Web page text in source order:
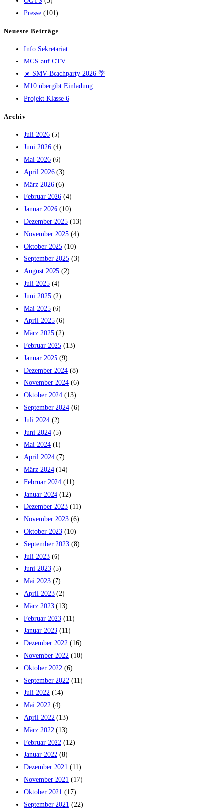
Presse (101)
Neueste Beiträge
Info Sekretariat
MGS auf OTV
☀️ SMV-Beachparty 2026 🌴
M10 übergibt Einladung
Projekt Klasse 6
Archiv
Juli 2026 (5)
Juni 2026 (4)
Mai 2026 (6)
April 2026 (3)
März 2026 (6)
Februar 2026 (4)
Januar 2026 (10)
Dezember 2025 (13)
November 2025 (4)
Oktober 2025 (10)
September 2025 (3)
August 2025 (2)
Juli 2025 (4)
Juni 2025 (2)
Mai 2025 (6)
April 2025 (6)
März 2025 (2)
Februar 2025 (13)
Januar 2025 (9)
Dezember 2024 (8)
November 2024 (6)
Oktober 2024 (13)
September 2024 (6)
Juli 2024 (2)
Juni 2024 (5)
Mai 2024 (1)
April 2024 (7)
März 2024 (14)
Februar 2024 (11)
Januar 2024 (12)
Dezember 2023 (11)
November 2023 (6)
Oktober 2023 (10)
September 2023 (8)
Juli 2023 (6)
Juni 2023 (5)
Mai 2023 (7)
April 2023 (2)
März 2023 (13)
Februar 2023 (11)
Januar 2023 (11)
Dezember 2022 (16)
November 2022 (10)
Oktober 2022 (6)
September 2022 (11)
Juli 2022 (14)
Mai 2022 (4)
April 2022 (13)
März 2022 (13)
Februar 2022 (12)
Januar 2022 (8)
Dezember 2021 (11)
November 2021 (17)
Oktober 2021 (17)
September 2021 (22)